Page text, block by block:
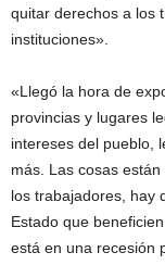
quitar derechos a los
instituciones».
«Llegó la hora de
provincias y lugares
intereses del pueblo,
más. Las cosas
los trabajadores, hay
Estado que
está en una recesión